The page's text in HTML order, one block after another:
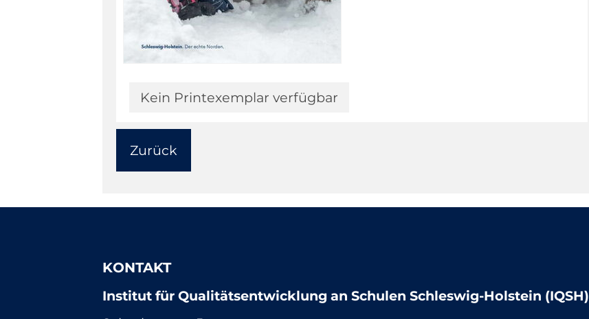
Kein Printexemplar verfügbar
Zurück
KONTAKT
Institut für Qualitätsentwicklung an Schulen Schleswig-Holstein (IQSH)